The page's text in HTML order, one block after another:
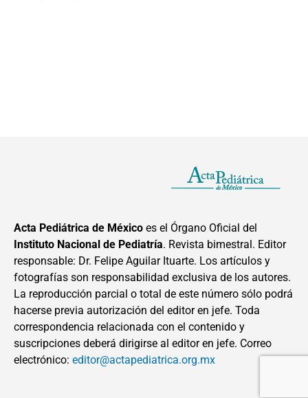
Acta Pediátrica de México es el Órgano Oficial del
Instituto Nacional de Pediatría. Revista bimestral. Editor
responsable: Dr. Felipe Aguilar Ituarte. Los artículos y
fotografías son responsabilidad exclusiva de los autores.
La reproducción parcial o total de este número sólo podrá
hacerse previa autorización del editor en jefe. Toda
correspondencia relacionada con el contenido y
suscripciones deberá dirigirse al editor en jefe. Correo
electrónico: editor@actapediatrica.org.mx